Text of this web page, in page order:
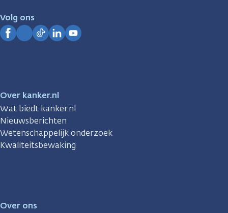
Volg ons
Over kanker.nl
Wat biedt kanker.nl
Nieuwsberichten
Wetenschappelijk onderzoek
Kwaliteitsbewaking
Over ons